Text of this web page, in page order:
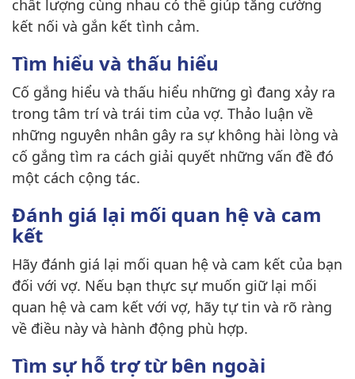
chất lượng cùng nhau có thể giúp tăng cường
kết nối và gắn kết tình cảm.
Tìm hiểu và thấu hiểu
Cố gắng hiểu và thấu hiểu những gì đang xảy ra
trong tâm trí và trái tim của vợ. Thảo luận về
những nguyên nhân gây ra sự không hài lòng và
cố gắng tìm ra cách giải quyết những vấn đề đó
một cách cộng tác.
Đánh giá lại mối quan hệ và cam
kết
Hãy đánh giá lại mối quan hệ và cam kết của bạn
đối với vợ. Nếu bạn thực sự muốn giữ lại mối
quan hệ và cam kết với vợ, hãy tự tin và rõ ràng
về điều này và hành động phù hợp.
Tìm sự hỗ trợ từ bên ngoài